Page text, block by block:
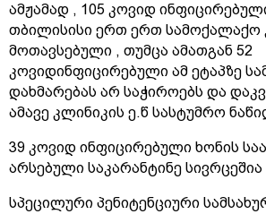
ამჟამად , 105 კოვიდ
თბილისისი ერთ ერთ სამოქალაქო
მოთავსებული , თუმცა ამათგან 52
კოვიდინფიცირებული ამ ეტაპზე
დახმარებას არ საჭიროებს და
ამავე კლინიკის ე.წ სასტუმრო
39 კოვიდ ინფიცირებული ხონის
არსებული საკარანტინე
სპეცილური პენიტენციური